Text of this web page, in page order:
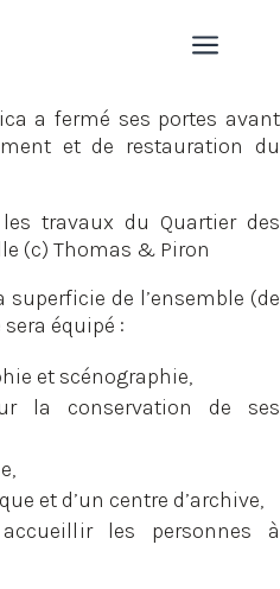
a
a fermé ses portes avant
et de restauration du
travaux du Quartier des
(c) Thomas & Piron
de l’ensemble (de
équipé :
et scénographie,
la conservation de ses
et d’un centre d’archive,
les personnes à